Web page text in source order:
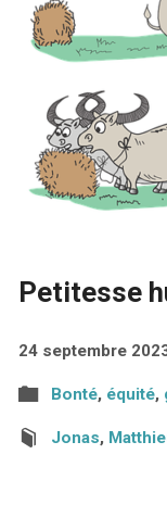
Petitesse
24 septembre
Bonté, équité,
Jonas,